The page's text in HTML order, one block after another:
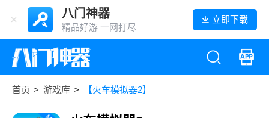
八门神器
精品好游 一网打尽
立即下载
首页 > 游戏库 > 【火车模拟器2】